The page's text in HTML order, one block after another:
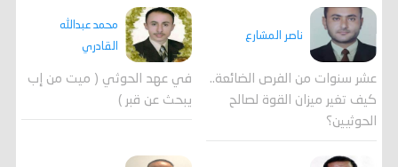
ناصر المشارع
عشر سنوات من الفرص الضائعة..
كيف تغير ميزان القوة لصالح
الحوثيين؟
محمد عبدالله
القادري
في عهد الحوثي ( ميت من إب
يبحث عن قبر )